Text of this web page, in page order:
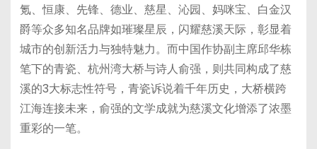
氪、恒康、先锋、德业、慈星、沁园、妈咪宝、白金汉
爵等众多知名品牌如璀璨星辰，闪耀慈溪天际，彰显着
城市的创新活力与独特魅力。而中国作协副主席邱华栋
笔下的青瓷、杭州湾大桥与诗人俞强，则共同构成了慈
溪的3大标志性符号，青瓷诉说着千年历史，大桥横跨
江海连接未来，俞强的文学成就为慈溪文化增添了浓墨
重彩的一笔。